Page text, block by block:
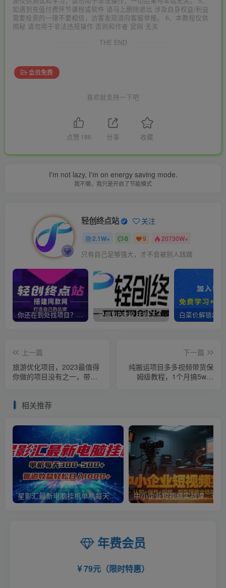
如遇到充值付费环节课程或软件 请马上删除退出 涉及自身权益/利益
需要投资的一律不要相信，访客发现请向客服举报。 6、本教程仅供
揭秘 请勿用于非法违规操作 否则和作者 官网 无关
THE END
会员免费
喜欢就支持一下吧
点赞 186 分享 收藏
I'm not lazy, I'm on energy saving mode.
我不懒，我只是开启了节能模式
轻创终点站 关注
2.1W+ 0 9 20730W+
只有自己足够强大，才不会被别人践踏
你还在到处找项目？还在当韭菜？我靠卖项目一个月收入5万+，曾经我也是个失败者。 全网VIP课程 无损下载~
上一篇
旅游优化项目，2023最值得
你做的项目没有之一，带你
下一篇
纯搬运项目多多视频带货保
姆级教程，1个月搞5w佣
相关推荐
星影汇最新电脑挂机单机每天300+团队管道收益轻松日入1000+
年费会员
79元（限时特惠）